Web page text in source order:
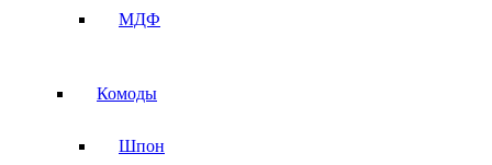
МДФ
Комоды
Шпон